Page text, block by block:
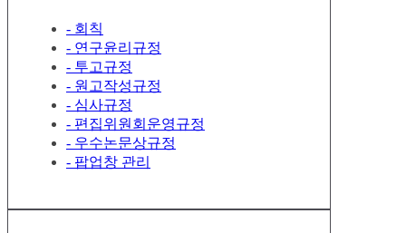
- 회칙
- 연구윤리규정
- 투고규정
- 원고작성규정
- 심사규정
- 편집위원회운영규정
- 우수논문상규정
- 팝업창 관리